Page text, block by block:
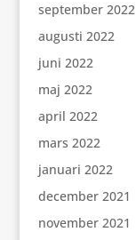
september 2022
augusti 2022
juni 2022
maj 2022
april 2022
mars 2022
januari 2022
december 2021
november 2021